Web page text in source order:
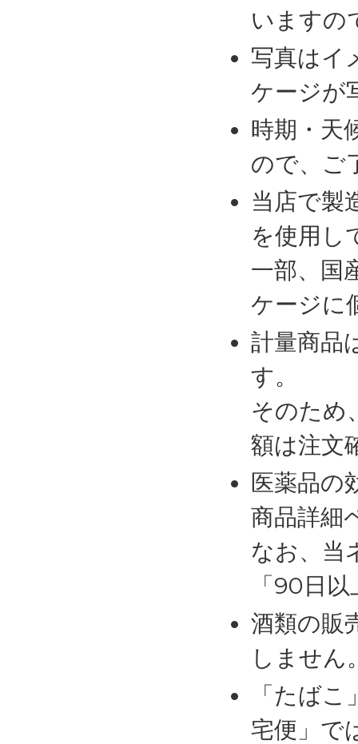
いますの
写真はイ
ケージが
時期・天
ので、ご
当店で製
を使用し
一部、国
ケージに
計量商品
す。
そのため
額は注文
医薬品の
商品詳細
なお、当
「90日
酒類の販
しません
「たば
宅便」で